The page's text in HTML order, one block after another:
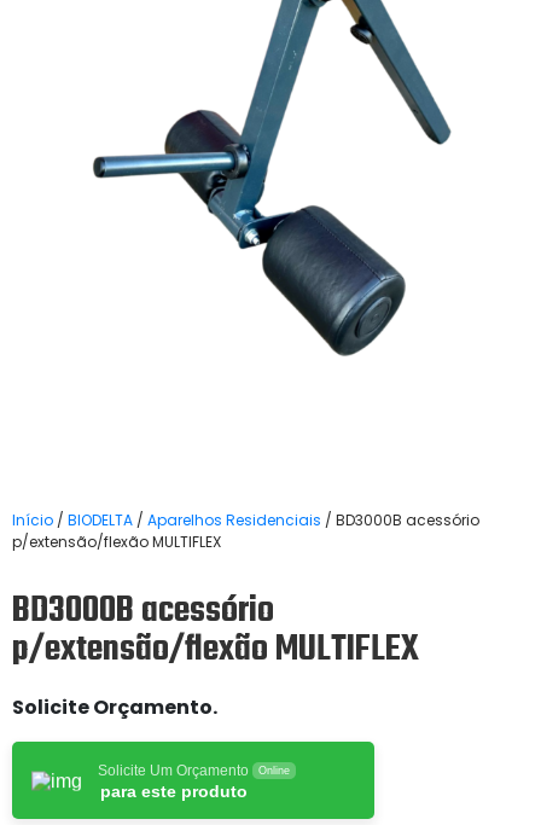
Início / BIODELTA / Aparelhos Residenciais / BD3000B acessório
p/extensão/flexão MULTIFLEX
BD3000B acessório
p/extensão/flexão MULTIFLEX
Solicite Orçamento.
Solicite Um Orçamento Online
para este produto